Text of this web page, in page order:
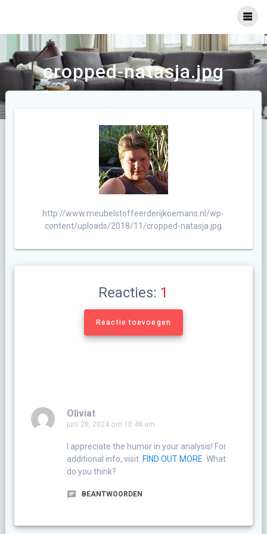
cropped-natasja.jpg
http://www.meubelstoffeerderijkoemans.nl/wp-
content/uploads/2018/11/cropped-natasja.jpg
Reacties: 1
Reactie toevoegen
Oliviat
juni 28, 2024 om 10:48 am
I appreciate the humor in your analysis! For
additional info, visit: FIND OUT MORE . What
do you think?
BEANTWOORDEN